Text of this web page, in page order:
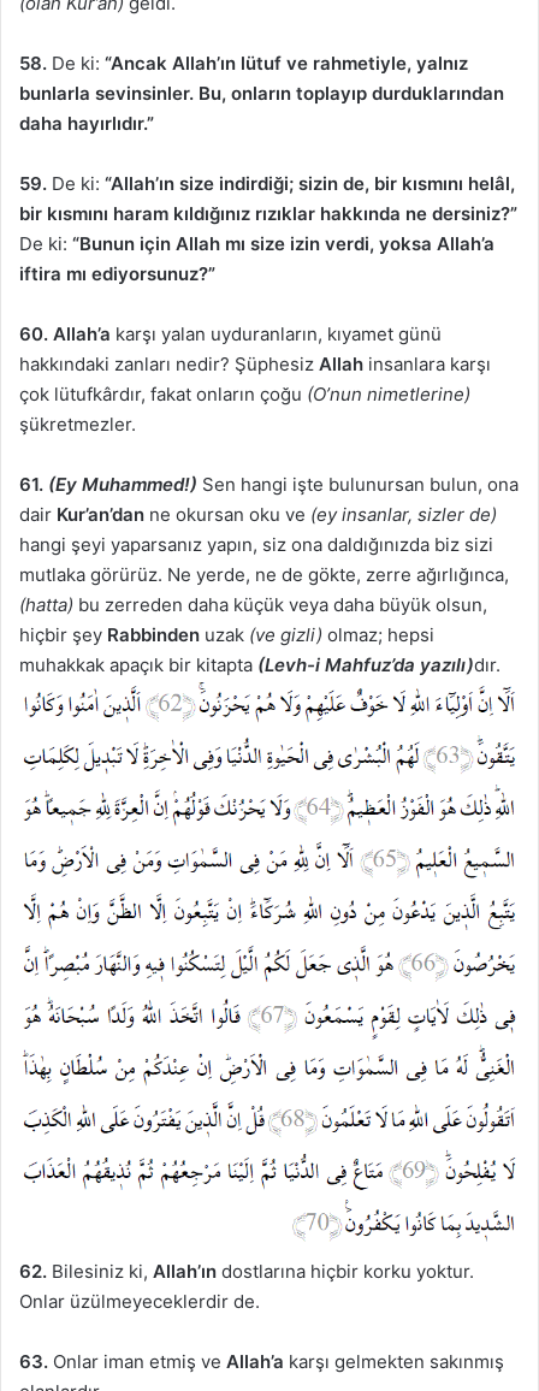
58. De ki: “Ancak Allah’ın lütuf ve rahmetiyle, yalnız
bunlarla sevinsinler. Bu, onların toplayıp durduklarından
daha hayırlıdır.”
59. De ki: “Allah’ın size indirdiği; sizin de, bir kısmını helâl,
bir kısmını haram kıldığınız rızıklar hakkında ne dersiniz?”
De ki: “Bunun için Allah mı size izin verdi, yoksa Allah’a
iftira mı ediyorsunuz?”
60. Allah’a karşı yalan uyduranların, kıyamet günü
hakkındaki zanları nedir? Şüphesiz Allah insanlara karşı
çok lütufkârdır, fakat onların çoğu (O’nun nimetlerine)
şükretmezler.
61. (Ey Muhammed!) Sen hangi işte bulunursan bulun, ona
dair Kur’an’dan ne okursan oku ve (ey insanlar, sizler de)
hangi şeyi yaparsanız yapın, siz ona daldığınızda biz sizi
mutlaka görürüz. Ne yerde, ne de gökte, zerre ağırlığınca,
(hatta) bu zerreden daha küçük veya daha büyük olsun,
hiçbir şey Rabbinden uzak (ve gizli) olmaz; hepsi
muhakkak apaçık bir kitapta (Levh-i Mahfuz’da yazılı)dır.
62. Bilesiniz ki, Allah’ın dostlarına hiçbir korku yoktur.
Onlar üzülmeyeceklerdir de.
63. Onlar iman etmiş ve Allah’a karşı gelmekten sakınmış